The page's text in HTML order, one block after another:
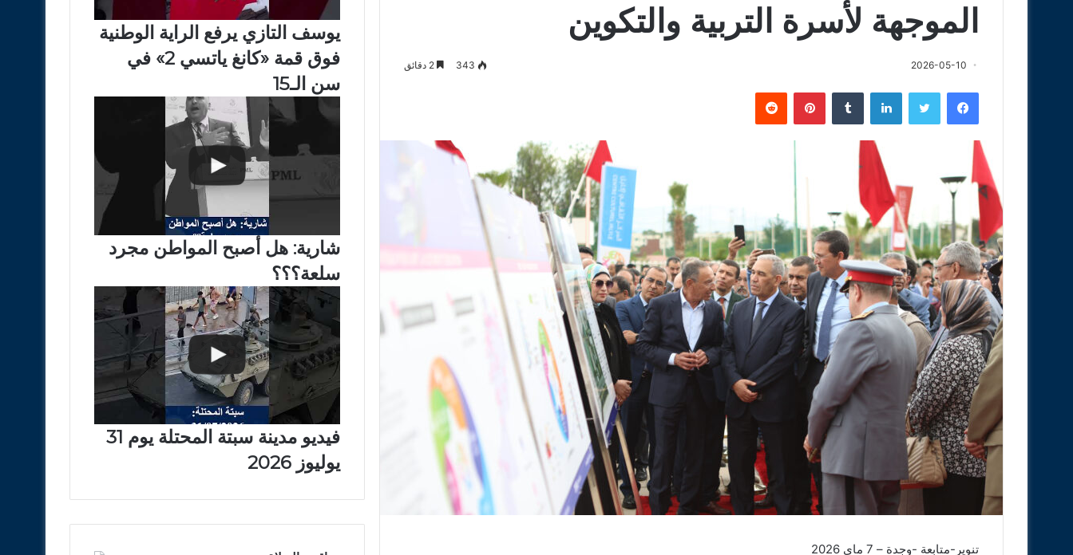
الموجهة لأسرة التربية والتكوين
2026-05-10
343
فيسبوك لينكدإن بينتيريست
تنوير-متابعة -وجدة – 7 ماي 2026
يوسف التازي يرفع الراية الوطنية
فوق قمة «كانغ ياتسي 2» في
سن الـ15
شارية: هل أصبح المواطن مجرد
سلعة؟؟؟
فيديو مدينة سبتة المحتلة يوم 31
يوليوز 2026